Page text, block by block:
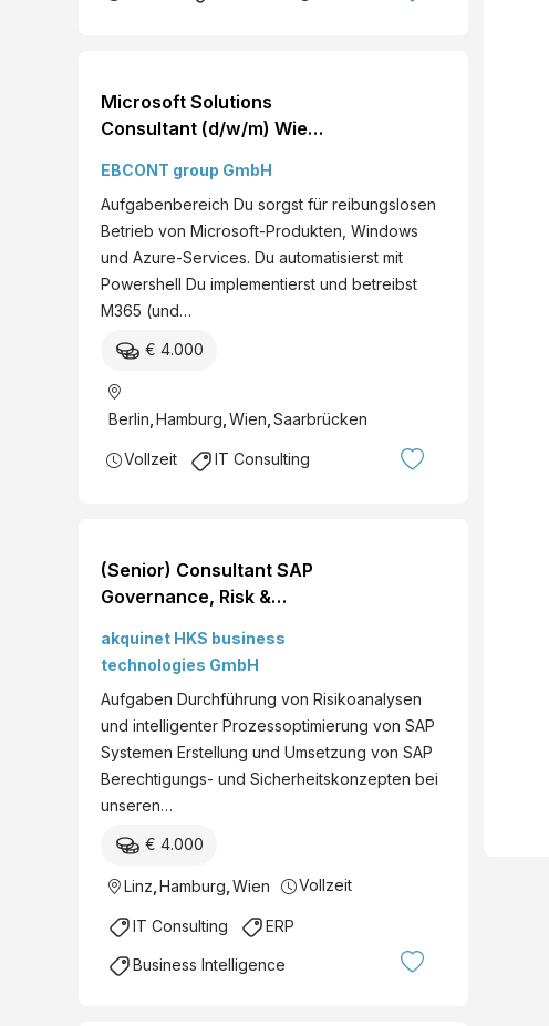
Microsoft Solutions
Consultant (d/w/m) Wien
Ansprechperson Keven
Brunnbauer
EBCONT group GmbH
Aufgabenbereich Du sorgst für reibungslosen
Betrieb von Microsoft-Produkten, Windows
und Azure-Services. Du automatisierst mit
Powershell Du implementierst und betreibst
M365 (und…
€ 4.000
Berlin Hamburg Wien Saarbrücken
Vollzeit IT Consulting
(Senior) Consultant SAP
Governance, Risk &
akquinet HKS business
technologies GmbH
Aufgaben Durchführung von Risikoanalysen
und intelligenter Prozessoptimierung von SAP
Systemen Erstellung und Umsetzung von SAP
Berechtigungs- und Sicherheitskonzepten bei
unseren…
€ 4.000
Linz Hamburg Wien Vollzeit
IT Consulting ERP
Business Intelligence